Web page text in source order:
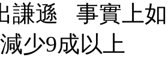
謙遜 事實上
少9成以上